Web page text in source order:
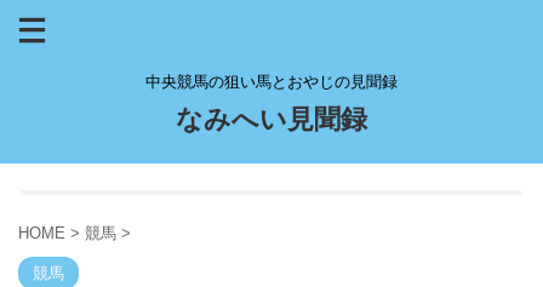
中央競馬の狙い馬とおやじの見聞録
なみへい見聞録
HOME > 競馬 >
競馬